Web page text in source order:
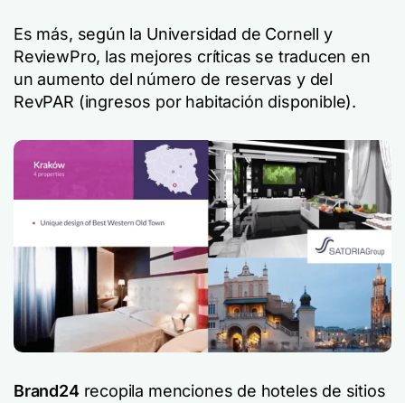
Es más, según la Universidad de Cornell y
ReviewPro, las mejores críticas se traducen en
un aumento del número de reservas y del
RevPAR (ingresos por habitación disponible).
Brand24recopila menciones de hoteles de sitios